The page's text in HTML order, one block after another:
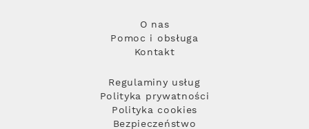
O nas
Pomoc i obsługa
Kontakt
Regulaminy usług
Polityka prywatności
Polityka cookies
Bezpieczeństwo